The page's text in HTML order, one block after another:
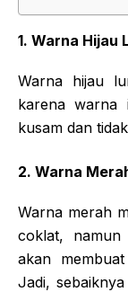
1. Warna Hijau
Warna hijau
karena warna
kusam dan
2. Warna
Warna merah
coklat,
akan
Jadi,